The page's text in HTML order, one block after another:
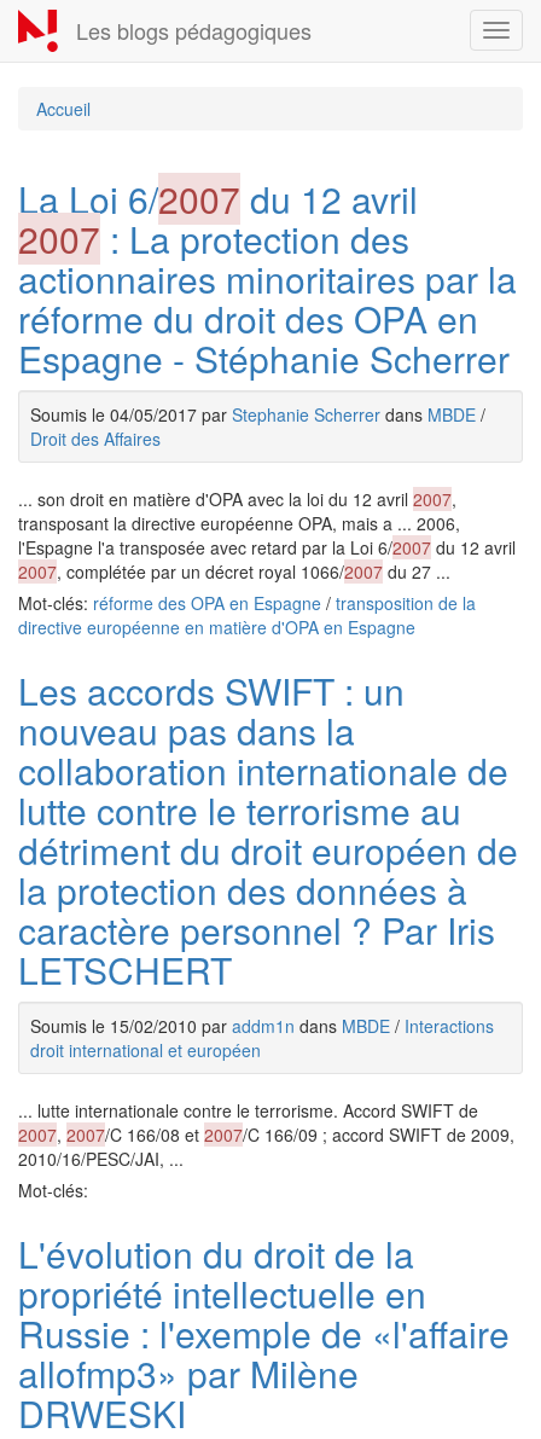
Aller
au
contenu
Les blogs pédagogiques
Accueil
La Loi 6/2007 du 12 avril
2007 : La protection des
actionnaires minoritaires par la
réforme du droit des OPA en
Espagne - Stéphanie Scherrer
Soumis le 04/05/2017 par Stephanie Scherrer dans MBDE /
Droit des Affaires
... son droit en matière d'OPA avec la loi du 12 avril 2007,
transposant la directive européenne OPA, mais a ... 2006,
l'Espagne l'a transposée avec retard par la Loi 6/2007 du 12 avril
2007, complétée par un décret royal 1066/2007 du 27 ...
Mot-clés: réforme des OPA en Espagne / transposition de la
directive européenne en matière d'OPA en Espagne
Les accords SWIFT : un
nouveau pas dans la
collaboration internationale de
lutte contre le terrorisme au
détriment du droit européen de
la protection des données à
caractère personnel ? Par Iris
LETSCHERT
Soumis le 15/02/2010 par addm1n dans MBDE / Interactions
droit international et européen
... lutte internationale contre le terrorisme. Accord SWIFT de
2007, 2007/C 166/08 et 2007/C 166/09 ; accord SWIFT de 2009,
2010/16/PESC/JAI, ...
Mot-clés:
L'évolution du droit de la
propriété intellectuelle en
Russie : l'exemple de «l'affaire
allofmp3» par Milène
DRWESKI